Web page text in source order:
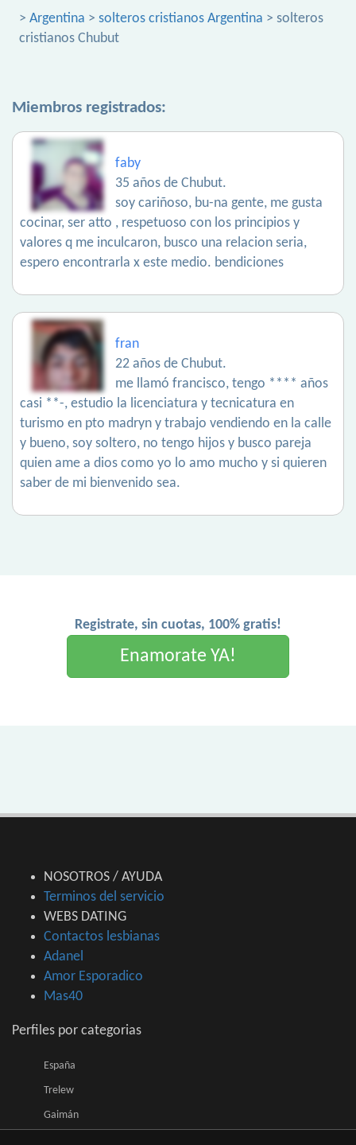
> Argentina > solteros cristianos Argentina > solteros
cristianos Chubut
Miembros registrados:
faby
35 años de Chubut.
soy cariñoso, bu-na gente, me gusta
cocinar, ser atto , respetuoso con los principios y
valores q me inculcaron, busco una relacion seria,
espero encontrarla x este medio. bendiciones
fran
22 años de Chubut.
me llamó francisco, tengo **** años
casi **-, estudio la licenciatura y tecnicatura en
turismo en pto madryn y trabajo vendiendo en la calle
y bueno, soy soltero, no tengo hijos y busco pareja
quien ame a dios como yo lo amo mucho y si quieren
saber de mi bienvenido sea.
Registrate, sin cuotas, 100% gratis!
Enamorate YA!
NOSOTROS / AYUDA
Terminos del servicio
WEBS DATING
Contactos lesbianas
Adanel
Amor Esporadico
Mas40
Perfiles por categorias
España
Trelew
Gaimán